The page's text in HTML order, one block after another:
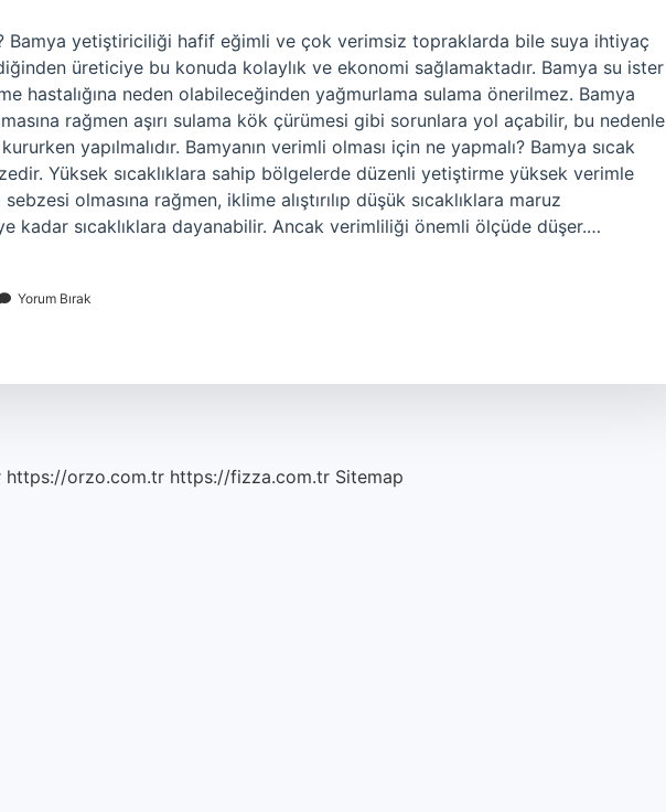
Bamya yetiştiriciliği hafif eğimli ve çok verimsiz topraklarda bile suya ihtiyaç
üreticiye bu konuda kolaylık ve ekonomi sağlamaktadır. Bamya su ister
hastalığına neden olabileceğinden yağmurlama sulama önerilmez. Bamya
rağmen aşırı sulama kök çürümesi gibi sorunlara yol açabilir, bu nedenle
yapılmalıdır. Bamyanın verimli olması için ne yapmalı? Bamya sıcak
Yüksek sıcaklıklara sahip bölgelerde düzenli yetiştirme yüksek verimle
olmasına rağmen, iklime alıştırılıp düşük sıcaklıklara maruz
kadar sıcaklıklara dayanabilir. Ancak verimliliği önemli ölçüde düşer.…
Yorum Bırak
https://orzo.com.tr https://fizza.com.tr Sitemap